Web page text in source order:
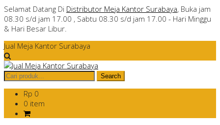
Selamat Datang Di Distributor Meja Kantor Surabaya, Buka jam
08.30 s/d jam 17.00 , Sabtu 08.30 s/d jam 17.00 - Hari Minggu
& Hari Besar Libur.
Jual Meja Kantor Surabaya
Rp 0
0 item